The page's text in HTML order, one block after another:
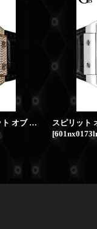
ビッグバンアフターダイヤ | スピリット オブ ビッグバン キングゴールド パヴェダイヤ 601.OM.0183.LR HUBLOT時計
[